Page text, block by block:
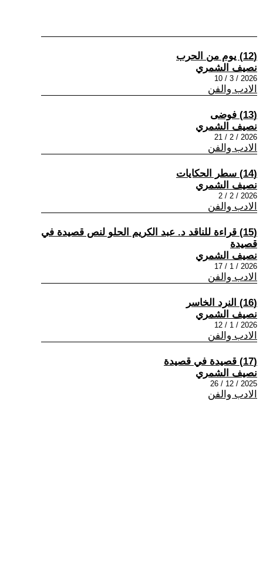
(12) يوم من الحرب
نصيف الشمري
2026 / 3 / 10
الادب والفن
(13) فوضى
نصيف الشمري
2026 / 2 / 21
الادب والفن
(14) سطر الحكايات
نصيف الشمري
2026 / 2 / 2
الادب والفن
(15) قراءة للناقد د. عبد الكريم الحلو لنص قصيدة في
قصيدة
نصيف الشمري
2026 / 1 / 17
الادب والفن
(16) النرد الخاسر
نصيف الشمري
2026 / 1 / 12
الادب والفن
(17) قصيدة في قصيدة
نصيف الشمري
2025 / 12 / 26
الادب والفن